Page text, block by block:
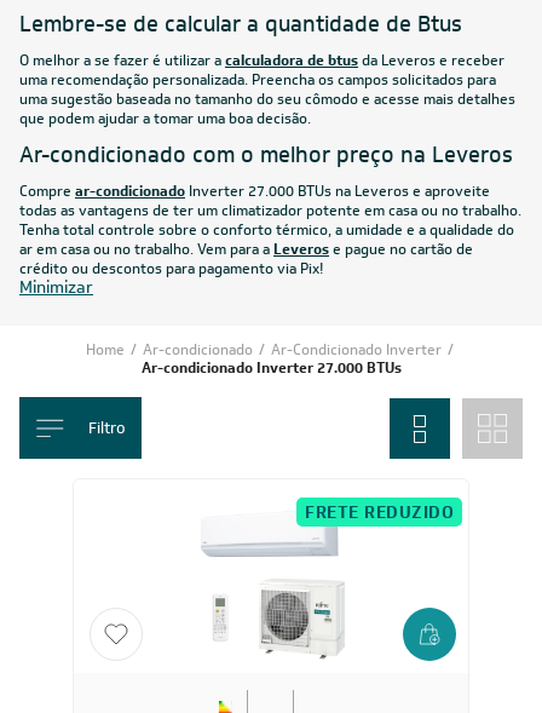
Lembre-se de calcular a quantidade de Btus
O melhor a se fazer é utilizar acalculadora de btusda Leveros e receber
uma recomendação personalizada. Preencha os campos solicitados para
uma sugestão baseada no tamanho do seu cômodo e acesse mais detalhes
que podem ajudar a tomar uma boa decisão.
Ar-condicionado com o melhor preço na Leveros
Compre ar-condicionado Inverter 27.000 BTUs na Leveros e aproveite
todas as vantagens de ter um climatizador potente em casa ou no trabalho.
Tenha total controle sobre o conforto térmico, a umidade e a qualidade do
ar em casa ou no trabalho. Vem para aLeverose pague no cartão de
crédito ou descontos para pagamento via Pix!
Minimizar
Home / Ar-condicionado / Ar-Condicionado Inverter /
Ar-condicionado Inverter 27.000 BTUs
Filtro
FRETE REDUZIDO